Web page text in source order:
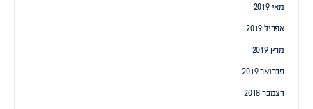
מאי 2019
אפריל 2019
מרץ 2019
פברואר 2019
דצמבר 2018